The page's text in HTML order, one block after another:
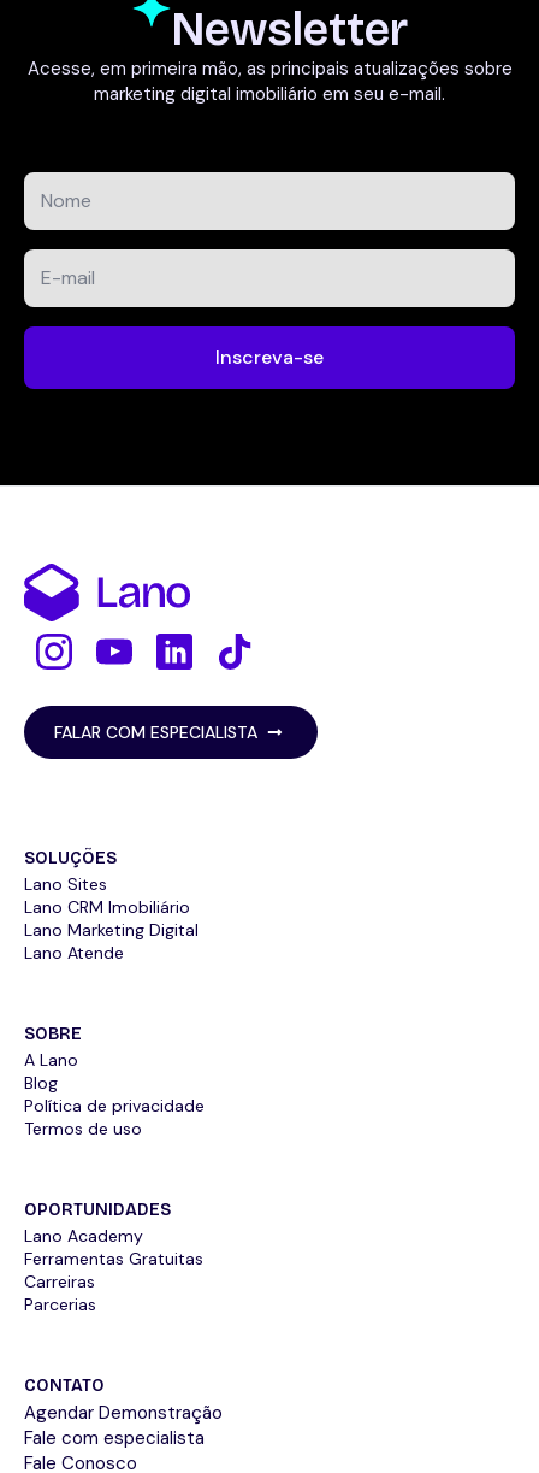
Newsletter
Acesse, em primeira mão, as principais atualizações sobre
marketing digital imobiliário em seu e-mail.
Nome
E-
mail
Inscreva-se
FALAR COM ESPECIALISTA
SOLUÇÕES
Lano Sites
Lano CRM Imobiliário
Lano Marketing Digital
Lano Atende
SOBRE
A Lano
Blog
Política de privacidade
Termos de uso
OPORTUNIDADES
Lano Academy
Ferramentas Gratuitas
Carreiras
Parcerias
CONTATO
Agendar Demonstração
Fale com especialista
Fale Conosco